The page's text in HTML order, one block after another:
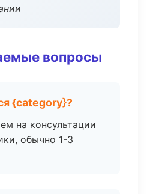
вопросы
{category}?
на консультации
обычно 1-3